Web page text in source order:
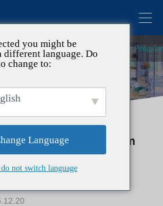
Minum Cream Soda  【Panduan
Lilin Soda Krim
lilin berukuran asli
di Okinawa
you might be
different language. Do
change to:
Language
not switch language